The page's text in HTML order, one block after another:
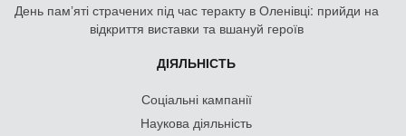
День памʼяті страчених під час теракту в Оленівці: прийди на
відкриття виставки та вшануй героїв
ДІЯЛЬНІСТЬ
Соціальні кампанії
Наукова діяльність